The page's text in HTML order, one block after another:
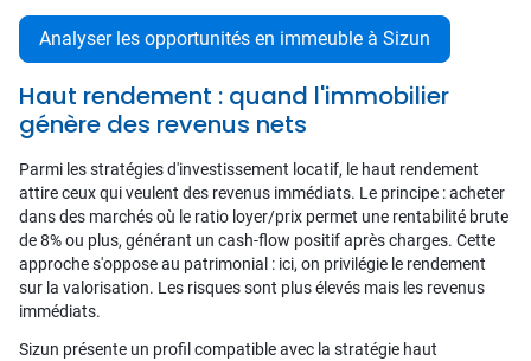
Analyser les opportunités en immeuble à Sizun
Haut rendement : quand l'immobilier
génère des revenus nets
Parmi les stratégies d'investissement locatif, le haut rendement
attire ceux qui veulent des revenus immédiats. Le principe : acheter
dans des marchés où le ratio loyer/prix permet une rentabilité brute
de 8% ou plus, générant un cash-flow positif après charges. Cette
approche s'oppose au patrimonial : ici, on privilégie le rendement
sur la valorisation. Les risques sont plus élevés mais les revenus
immédiats.
Sizun présente un profil compatible avec la stratégie haut